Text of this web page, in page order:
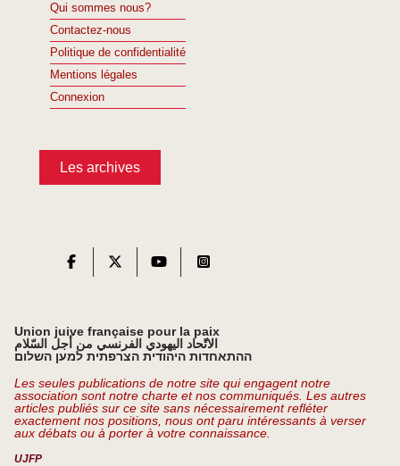
Qui sommes nous?
Contactez-nous
Politique de confidentialité
Mentions légales
Connexion
Les archives
Union juive française pour la paix
الاتّحاد اليهودي الفرنسي من أجل السّلام
ההתאחדות היהודית הצרפתית למען השלום
Les seules publications de notre site qui engagent notre
association sont notre charte et nos communiqués. Les autres
articles publiés sur ce site sans nécessairement refléter
exactement nos positions, nous ont paru intéressants à verser
aux débats ou à porter à votre connaissance.
UJFP